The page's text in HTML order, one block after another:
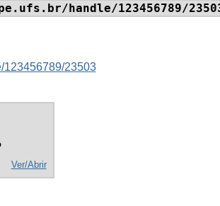
handle/123456789/
123456789/23503
Ver/Abrir